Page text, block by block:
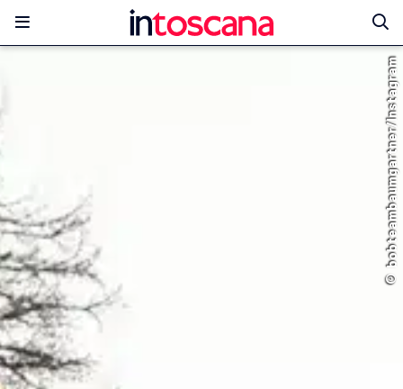
© bobteambaumgartner/Instagram